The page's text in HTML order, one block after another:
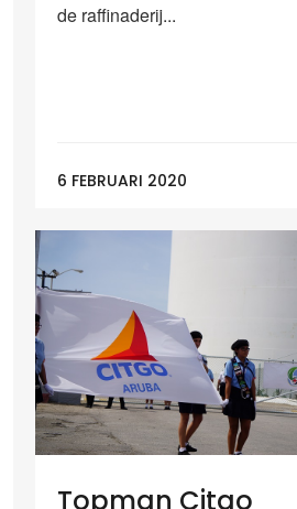
de raffinaderij...
6 FEBRUARI 2020
Topman Citgo